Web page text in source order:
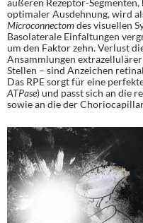
optimaler Ausdehnung, wird
Microconnectomdes visuellen
Basolaterale Einfaltungen
um den Faktor zehn. Verlust
Ansammlungen
Stellen – sind Anzeichen
Das RPE sorgt für eine
ATPase) und passt sich an die
sowie an die der